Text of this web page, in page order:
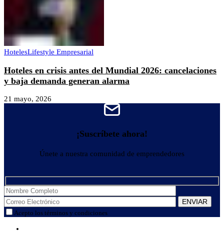
HotelesLifestyle Empresarial
Hoteles en crisis antes del Mundial 2026: cancelaciones
y baja demanda generan alarma
21 mayo, 2026
¡Suscríbete ahora!
Únete a nuestra comunidad de emprendedores
Acepto los términos y condiciones